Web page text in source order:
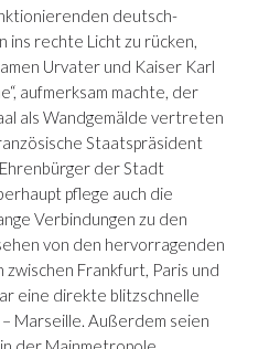
deutsch-
ins rechte Licht zu rücken,
Urvater und Kaiser Karl
aufmerksam machte, der
als Wandgemälde vertreten
Staatspräsident
der Stadt
pflege auch die
Verbindungen zu den
von den hervorragenden
zwischen Frankfurt, Paris und
eine direkte blitzschnelle
Marseille. Außerdem seien